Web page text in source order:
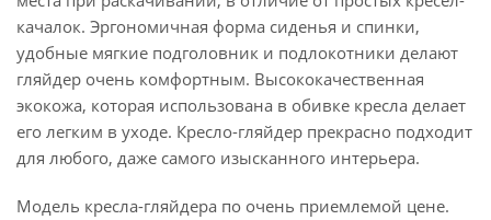
качалок. Эргономичная форма сиденья и спинки,
удобные мягкие подголовник и подлокотники делают
гляйдер очень комфортным. Высококачественная
экокожа, которая использована в обивке кресла делает
его легким в уходе. Кресло-гляйдер прекрасно подходит
для любого, даже самого изысканного интерьера.
Модель кресла-гляйдера по очень приемлемой цене.